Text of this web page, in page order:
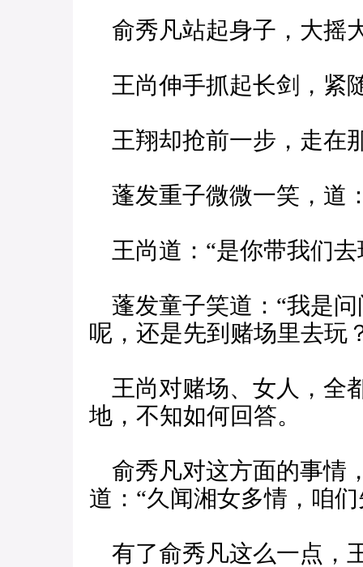
俞秀凡站起身子，大摇
王尚伸手抓起长剑，紧
王翔却抢前一步，走在
蓬发重子微微一笑，道
王尚道：“是你带我们去
蓬发童子笑道：“我是
呢，还是先到赌场里去玩
王尚对赌场、女人，全
地，不知如何回答。
俞秀凡对这方面的事情
道：“久闻湘女多情，咱
有了俞秀凡这么一点，